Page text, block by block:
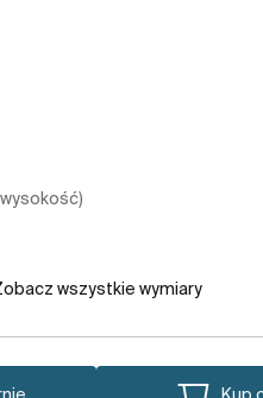
wszystkie wymiary
Kup